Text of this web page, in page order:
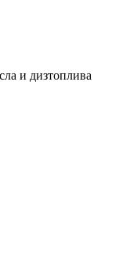
и дизтоплива